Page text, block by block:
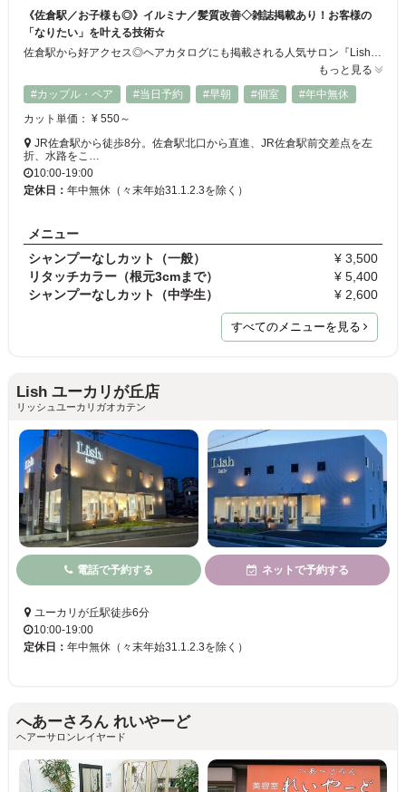
《佐倉駅／お子様も◎》イルミナ／髪質改善◇雑誌掲載あり！お客様の
「なりたい」を叶える技術☆
佐倉駅から好アクセス◎ヘアカタログにも掲載される人気サロン『Lish』が新店舗をオープン！リゾート調の癒し空間☆彡キッズスペース完備でママさんのご利用も大歓迎♪高いカット技術と豊富なメニューでお客様の「なりたい」理想のスタイルを叶えます！再現性の高いスタイルはもちろん、TOKIOトリートメントやダメージを抑えたトレンドカラーでツヤツヤの美髪に♪
もっと見る
#カップル・ペア
#当日予約 #早朝 #個室
#年中無休
カット単価： ¥ 550～
JR佐倉駅から徒歩8分。佐倉駅北口から直進、JR佐倉駅前交差点を左
折、水路をこ…
10:00-19:00
定休日： 年中無休（々末年始31.1.2.3を除く）
メニュー
シャンプーなしカット（一般）
¥ 3,500
リタッチカラー（根元3cmまで）
¥ 5,400
シャンプーなしカット（中学生）
¥ 2,600
すべてのメニューを見る
Lish ユーカリが丘店
リッシュユーカリガオカテン
電話で予約する ネットで予約する
ユーカリが丘駅徒歩6分
10:00-19:00
定休日： 年中無休（々末年始31.1.2.3を除く）
へあーさろん れいやーど
ヘアーサロンレイヤード